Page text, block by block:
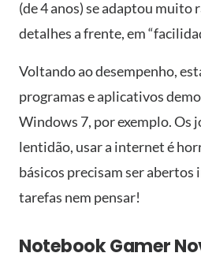
(de 4 anos) se adaptou muito
detalhes a frente, em
Voltando ao desempenho,
programas e aplicativos
Windows 7, por exemplo. Os
lentidão, usar a internet é
básicos precisam ser
tarefas nem pensar!
Notebook Gamer